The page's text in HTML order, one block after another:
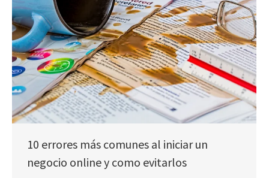
10 errores más comunes al iniciar un
negocio online y como evitarlos